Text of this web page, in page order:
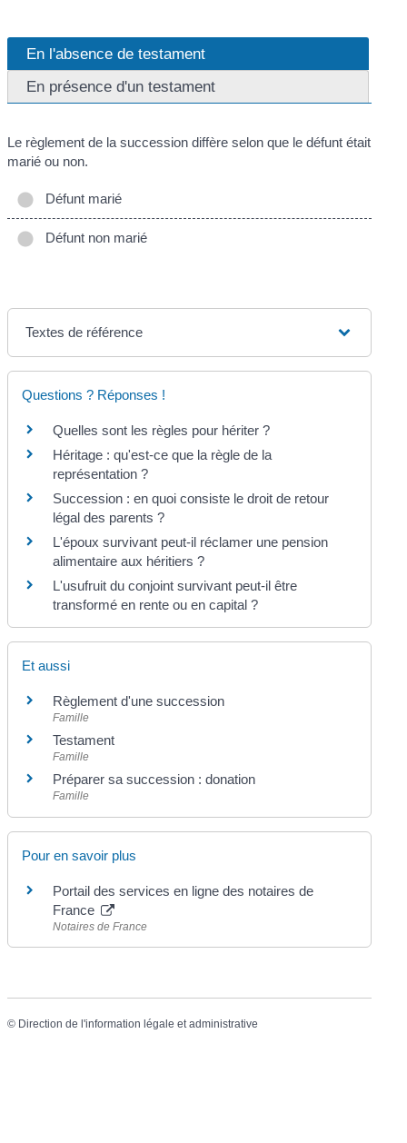
En l'absence de testament
En présence d'un testament
Le règlement de la succession diffère selon que le défunt était
marié ou non.
Défunt marié
Défunt non marié
Textes de référence
Questions ? Réponses !
Quelles sont les règles pour hériter ?
Héritage : qu'est-ce que la règle de la
représentation ?
Succession : en quoi consiste le droit de retour
légal des parents ?
L'époux survivant peut-il réclamer une pension
alimentaire aux héritiers ?
L'usufruit du conjoint survivant peut-il être
transformé en rente ou en capital ?
Et aussi
Règlement d'une succession
Famille
Testament
Famille
Préparer sa succession : donation
Famille
Pour en savoir plus
Portail des services en ligne des notaires de
France
Notaires de France
© Direction de l'information légale et administrative